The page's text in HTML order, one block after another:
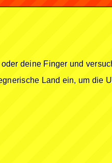
deine Finger und
Land ein, um die